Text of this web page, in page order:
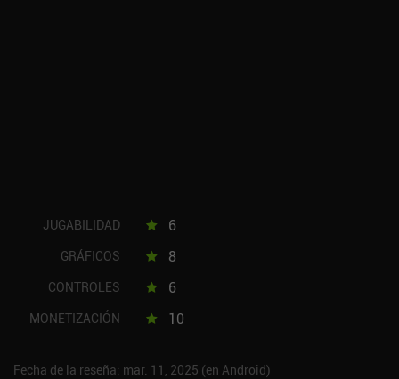
JUGABILIDAD 6
GRÁFICOS 8
CONTROLES 6
MONETIZACIÓN 10
Fecha de la reseña: mar. 11, 2025 (en Android)